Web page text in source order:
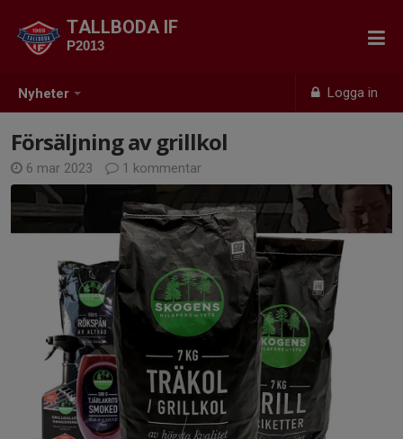
Nyheter Logga in
TALLBODA IF
P2013
Försäljning av grillkol
6 mar 2023 1 kommentar